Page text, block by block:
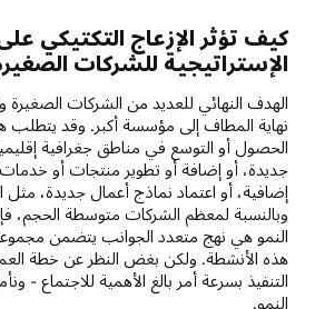
كيف تؤثر الإزعاج التكتيكي
الإستراتيجية للشركات
الهدف النهائي للعديد من الشركات
نهاية المطاف إلى مؤسسة أكبر. وقد يتطلب
الحصول أو التوسع في مناطق جغرافية
جديدة، أو إضافة أو تطوير منتجات أو خدمات
إضافية، أو اعتماد نماذج أعمال جديدة، مثل
وبالنسبة لمعظم الشركات متوسطة الحجم،
النمو هي نهج متعدد الجوانب يتضمن
هذه الأنشطة. ولكن بغض النظر عن خطة
التنفيذ بسرعة أمر بالغ الأهمية للاجتماع -
النمو.